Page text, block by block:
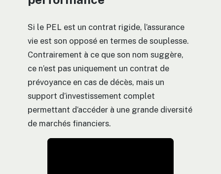
Si le PEL est un contrat rigide, l’assurance
vie est son opposé en termes de souplesse.
Contrairement à ce que son nom suggère,
ce n’est pas uniquement un contrat de
prévoyance en cas de décès, mais un
support d’investissement complet
permettant d’accéder à une grande diversité
de marchés financiers.